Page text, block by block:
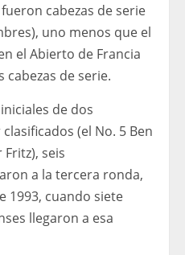
cabezas de serie
uno menos que el
el Abierto de Francia
cabezas de serie.
de dos
(el No. 5 Ben
seis
a la tercera ronda,
1993, cuando siete
llegaron a esa